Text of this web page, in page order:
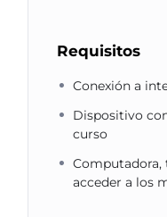
Requisitos
Conexión a
Dispositivo
curso
Computadora,
acceder a los